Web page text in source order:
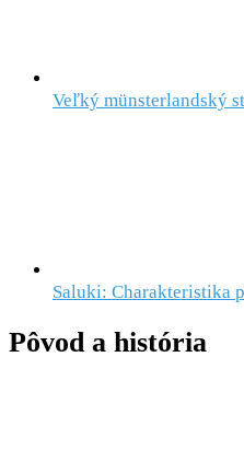
Veľký münsterlandský
Saluki: Charakteristika
Pôvod a história